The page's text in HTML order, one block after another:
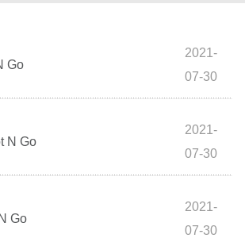
Go
2021-
07-30
N Go
2021-
07-30
Go
2021-
07-30